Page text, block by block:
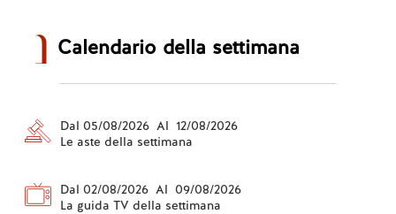
Calendario della settimana
Dal 05/08/2026 Al 12/08/2026
Le aste della settimana
Dal 02/08/2026 Al 09/08/2026
La guida TV della settimana